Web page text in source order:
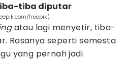
tiba diputar
freepik)
atau lagi menyetir, tiba-
Rasanya seperti semesta
yang pernah jadi